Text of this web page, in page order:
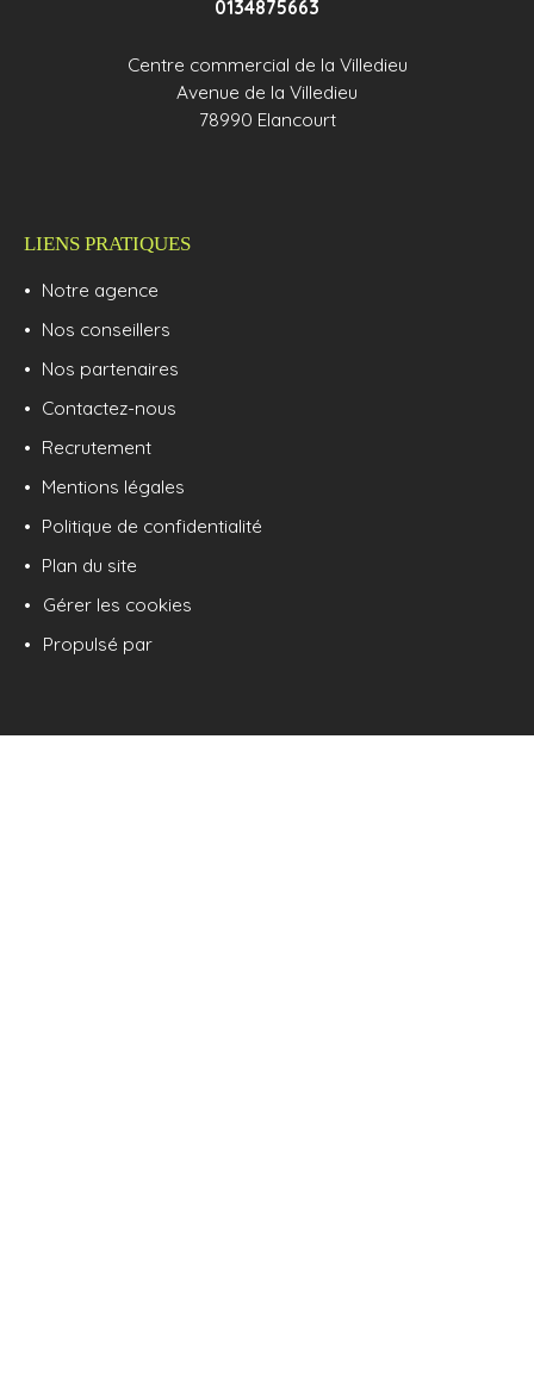
0134875663
Centre commercial de la Villedieu
Avenue de la Villedieu
78990 Elancourt
LIENS PRATIQUES
Notre agence
Nos conseillers
Nos partenaires
Contactez-nous
Recrutement
Mentions légales
Politique de confidentialité
Plan du site
Gérer les cookies
Propulsé par